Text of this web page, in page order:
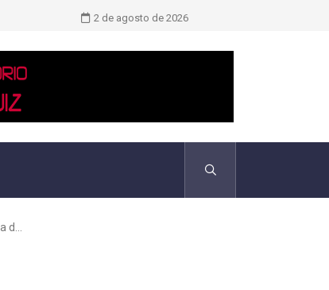
Novo boletim indica El Niño ‘muito
2 de agosto de 2026